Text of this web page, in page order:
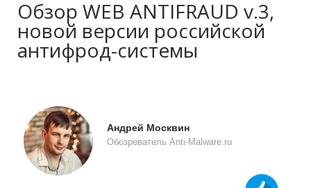
Обзор WEB ANTIFRAUD v.3,
новой версии российской
антифрод-системы
Андрей Москвин
Обозреватель Anti-Malware.ru